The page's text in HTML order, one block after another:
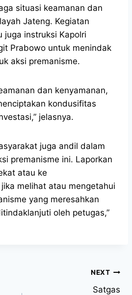
situasi keamanan dan
Jateng. Kegiatan
juga instruksi Kapolri
Prabowo untuk menindak
aksi premanisme.
dan kenyamanan,
kondusifitas
jelasnya.
juga andil dalam
premanisme ini. Laporkan
atau ke
melihat atau mengetahui
yang meresahkan
oleh petugas,”
NEXT
Satgas